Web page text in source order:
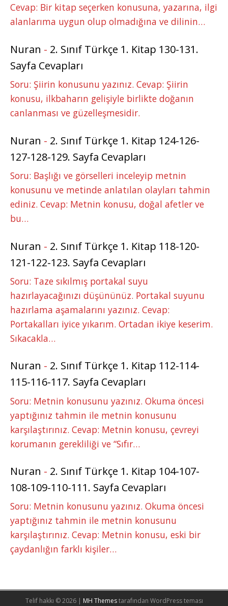
Cevap: Bir kitap seçerken konusuna, yazarına, ilgi
alanlarıma uygun olup olmadığına ve dilinin…
Nuran - 2. Sınıf Türkçe 1. Kitap 130-131.
Sayfa Cevapları
Soru: Şiirin konusunu yazınız. Cevap: Şiirin
konusu, ilkbaharın gelişiyle birlikte doğanın
canlanması ve güzelleşmesidir.
Nuran - 2. Sınıf Türkçe 1. Kitap 124-126-
127-128-129. Sayfa Cevapları
Soru: Başlığı ve görselleri inceleyip metnin
konusunu ve metinde anlatılan olayları tahmin
ediniz. Cevap: Metnin konusu, doğal afetler ve
bu…
Nuran - 2. Sınıf Türkçe 1. Kitap 118-120-
121-122-123. Sayfa Cevapları
Soru: Taze sıkılmış portakal suyu
hazırlayacağınızı düşününüz. Portakal suyunu
hazırlama aşamalarını yazınız. Cevap:
Portakalları iyice yıkarım. Ortadan ikiye keserim.
Sıkacakla…
Nuran - 2. Sınıf Türkçe 1. Kitap 112-114-
115-116-117. Sayfa Cevapları
Soru: Metnin konusunu yazınız. Okuma öncesi
yaptığınız tahmin ile metnin konusunu
karşılaştırınız. Cevap: Metnin konusu, çevreyi
korumanın gerekliliği ve “Sıfır…
Nuran - 2. Sınıf Türkçe 1. Kitap 104-107-
108-109-110-111. Sayfa Cevapları
Soru: Metnin konusunu yazınız. Okuma öncesi
yaptığınız tahmin ile metnin konusunu
karşılaştırınız. Cevap: Metnin konusu, eski bir
çaydanlığın farklı kişiler…
Telif hakkı © 2026 | MH Themestarafından WordPress teması